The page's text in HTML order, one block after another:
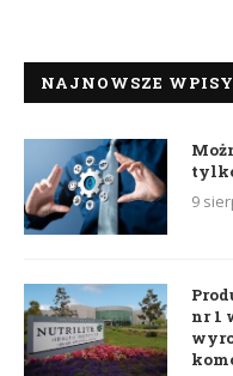
NAJNOWSZE WPISY
9
nr 1